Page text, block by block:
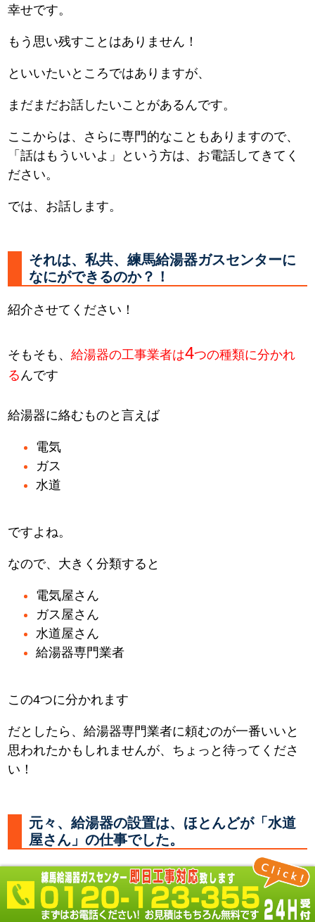
幸せです。
もう思い残すことはありません！
といいたいところではありますが、
まだまだお話したいことがあるんです。
ここからは、さらに専門的なこともありますので、
「話はもういいよ」という方は、お電話してきてく
ださい。
では、お話します。
それは、私共、練馬給湯器ガスセンターに
なにができるのか？！
紹介させてください！
そもそも、給湯器の工事業者は4つの種類に分かれ
る んです
給湯器に絡むものと言えば
電気
ガス
水道
ですよね。
なので、大きく分類すると
電気屋さん
ガス屋さん
水道屋さん
給湯器専門業者
この4つに分かれます
だとしたら、給湯器専門業者に頼むのが一番いいと
思われたかもしれませんが、ちょっと待ってくださ
い！
元々、給湯器の設置は、ほとんどが「水道
屋さん」の仕事でした。
何故なら 必要なところに水やお湯を供給する配管を
し、器具を取付るのは「水道屋さん」だからです。